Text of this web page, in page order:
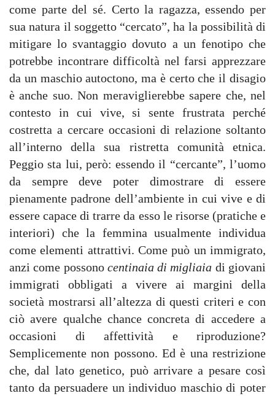
come parte del sé. Certo la ragazza, essendo per
sua natura il soggetto “cercato”, ha la possibilità di
mitigare lo svantaggio dovuto a un fenotipo che
potrebbe incontrare difficoltà nel farsi apprezzare
da un maschio autoctono, ma è certo che il disagio
è anche suo. Non meraviglierebbe sapere che, nel
contesto in cui vive, si sente frustrata perché
costretta a cercare occasioni di relazione soltanto
all’interno della sua ristretta comunità etnica.
Peggio sta lui, però: essendo il “cercante”, l’uomo
da sempre deve poter dimostrare di essere
pienamente padrone dell’ambiente in cui vive e di
essere capace di trarre da esso le risorse (pratiche e
interiori) che la femmina usualmente individua
come elementi attrattivi. Come può un immigrato,
anzi come possono centinaia di migliaia di giovani
immigrati obbligati a vivere ai margini della
società mostrarsi all’altezza di questi criteri e con
ciò avere qualche chance concreta di accedere a
occasioni di affettività e riproduzione?
Semplicemente non possono. Ed è una restrizione
che, dal lato genetico, può arrivare a pesare così
tanto da persuadere un individuo maschio di poter